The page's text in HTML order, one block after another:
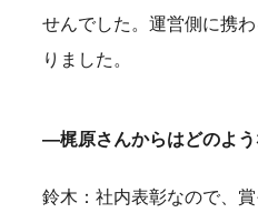
せんでした。運営側に携
りました。
―梶原さんからはどのよ
鈴木：社内表彰なので、